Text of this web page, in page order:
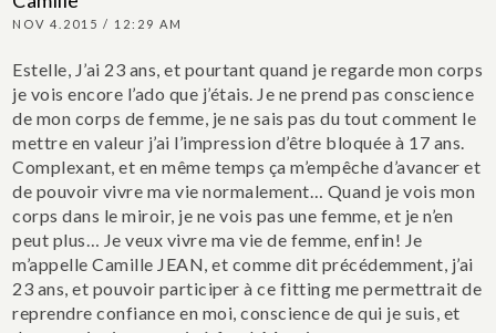
NOV 4.2015 / 12:29 AM
Estelle, J’ai 23 ans, et pourtant quand je regarde mon corps
je vois encore l’ado que j’étais. Je ne prend pas conscience
de mon corps de femme, je ne sais pas du tout comment le
mettre en valeur j’ai l’impression d’être bloquée à 17 ans.
Complexant, et en même temps ça m’empêche d’avancer et
de pouvoir vivre ma vie normalement… Quand je vois mon
corps dans le miroir, je ne vois pas une femme, et je n’en
peut plus… Je veux vivre ma vie de femme, enfin! Je
m’appelle Camille JEAN, et comme dit précédemment, j’ai
23 ans, et pouvoir participer à ce fitting me permettrait de
reprendre confiance en moi, conscience de qui je suis, et